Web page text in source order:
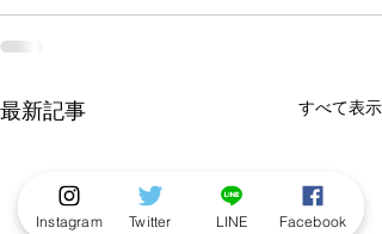
最新記事 すべて表示
Instagram Twitter LINE Facebook